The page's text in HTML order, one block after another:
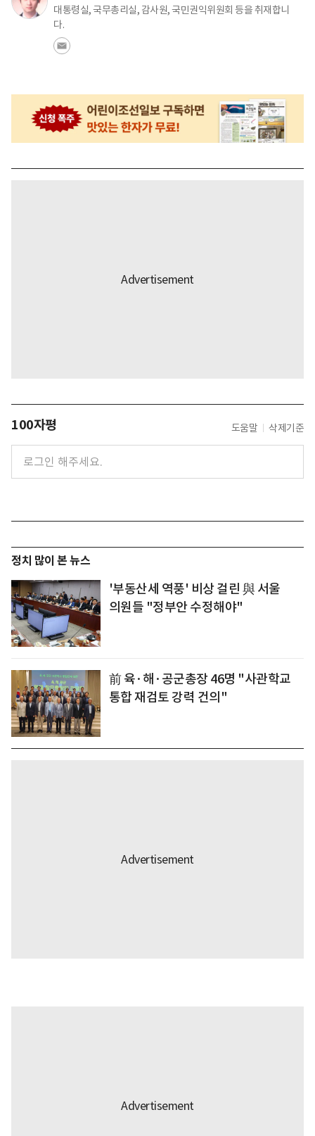
대통령실, 국무총리실, 감사원, 국민권익위원회 등을 취재합니
다.
100자평 도움말 삭제기준
정치 많이 본 뉴스
'부동산세 역풍' 비상 걸린 與 서울
의원들 "정부안 수정해야"
前 육·해·공군총장 46명 "사관학교
통합 재검토 강력 건의"